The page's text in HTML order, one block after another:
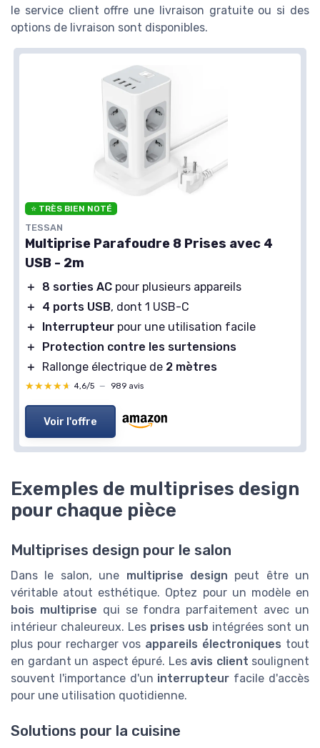
le service client offre une livraison gratuite ou si des
options de livraison sont disponibles.
⭐ TRÈS BIEN NOTÉ
TESSAN
Multiprise Parafoudre 8 Prises avec 4
USB - 2m
＋ 8 sorties AC pour plusieurs appareils
＋
4 ports USB, dont 1 USB-C
＋
Interrupteur pour une utilisation facile
＋
Protection contre les surtensions
＋
Rallonge électrique de 2 mètres
★★★★★
★★★★★ 4,6/5 — 989 avis
Voir l'offre
Exemples de multiprises design
pour chaque pièce
Multiprises design pour le salon
Dans le salon, une multiprise design peut être un
véritable atout esthétique. Optez pour un modèle en
bois multiprise qui se fondra parfaitement avec un
intérieur chaleureux. Les prises usb intégrées sont un
plus pour recharger vos appareils électroniques tout
en gardant un aspect épuré. Les avis client soulignent
souvent l'importance d'un interrupteur facile d'accès
pour une utilisation quotidienne.
Solutions pour la cuisine